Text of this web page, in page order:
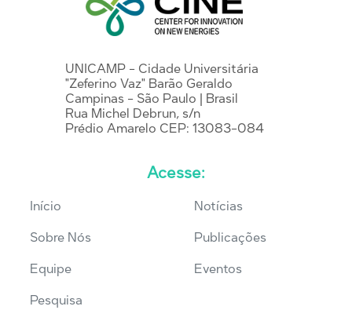
UNICAMP - Cidade Universitária
"Zeferino Vaz" Barão Geraldo
Campinas - São Paulo | Brasil
Rua Michel Debrun, s/n
Prédio Amarelo CEP: 13083-084
Acesse:
Início
Sobre Nós
Equipe
Pesquisa
Notícias
Publicações
Eventos